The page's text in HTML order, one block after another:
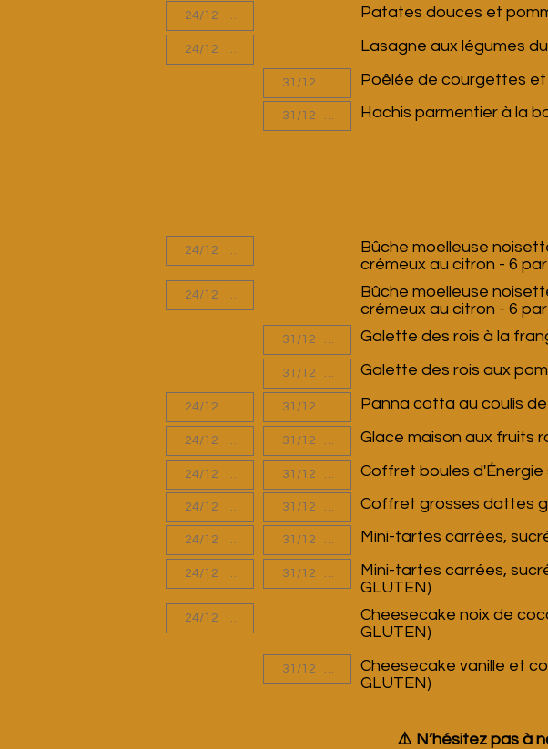
Patates douces et
Lasagne aux légumes
Poêlée de courgettes et
Hachis parmentier à la
Bûche moelleuse
crémeux au citron - 6
Bûche moelleuse
crémeux au citron - 6
Galette des rois à la
Galette des rois aux
Panna cotta au coulis
Glace maison aux fruits
Coffret boules d'Énergie
Coffret grosses dattes
Mini-tartes carrées,
Mini-tartes carrées,
GLUTEN)
Cheesecake noix de
GLUTEN)
Cheesecake vanille et
GLUTEN)
⚠️ N’hésitez pas à